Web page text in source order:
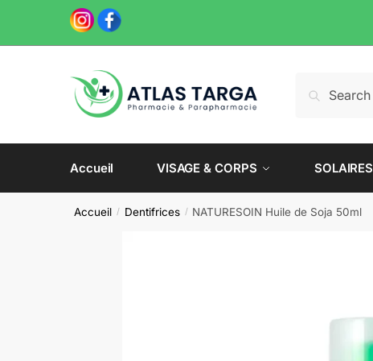
navigation
content
pour :
Accueil VISAGE & CORPS SOLAIRES
Accueil / Dentifrices / NATURESOIN Huile de Soja 50ml